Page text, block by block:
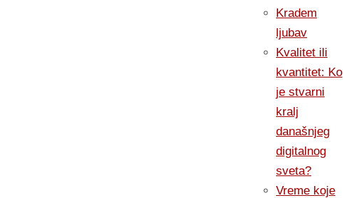
Kradem
ljubav
Kvalitet ili
kvantitet: Ko
je stvarni
kralj
današnjeg
digitalnog
sveta?
Vreme koje